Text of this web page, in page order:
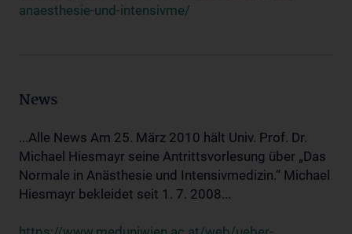
anaesthesie-und-intensivme/
News
...Alle News Am 25. März 2010 hält Univ. Prof. Dr.
Michael Hiesmayr seine Antrittsvorlesung über „Das
Normale in Anästhesie und Intensivmedizin.“ Michael
Hiesmayr bekleidet seit 1. 7. 2008...